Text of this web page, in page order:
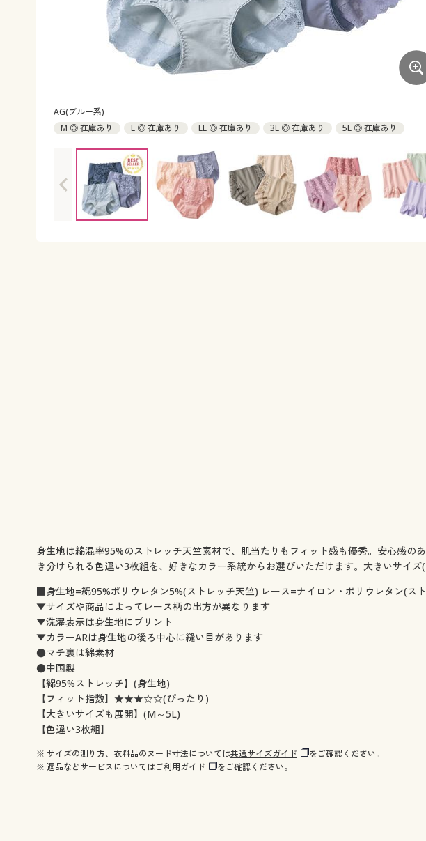
AG(ブルー系)
M ◎ 在庫あり
L ◎ 在庫あり LL ◎ 在庫あり 3L ◎ 在庫あり 5L ◎ 在庫あり
身生地は綿混率95%のストレッチ天竺素材で、肌当たりもフィット感も優秀。安心感
き分けられる色違い3枚組を、好きなカラー系統からお選びいただけます。大きいサイズ(
■身生地=綿95%ポリウレタン5%(ストレッチ天竺) レース=ナイロン・ポリウレタン(ス
▼サイズや商品によってレース柄の出方が異なります
▼洗濯表示は身生地にプリント
▼カラーARは身生地の後ろ中心に縫い目があります
●マチ裏は綿素材
●中国製
【綿95%ストレッチ】(身生地)
【フィット指数】★★★☆☆(ぴったり)
【大きいサイズも展開】(M～5L)
【色違い3枚組】
※ サイズの測り方、衣料品のヌード寸法については共通サイズガイド
をご確認ください。
※ 返品などサービスについてはご利用ガイド をご確認ください。